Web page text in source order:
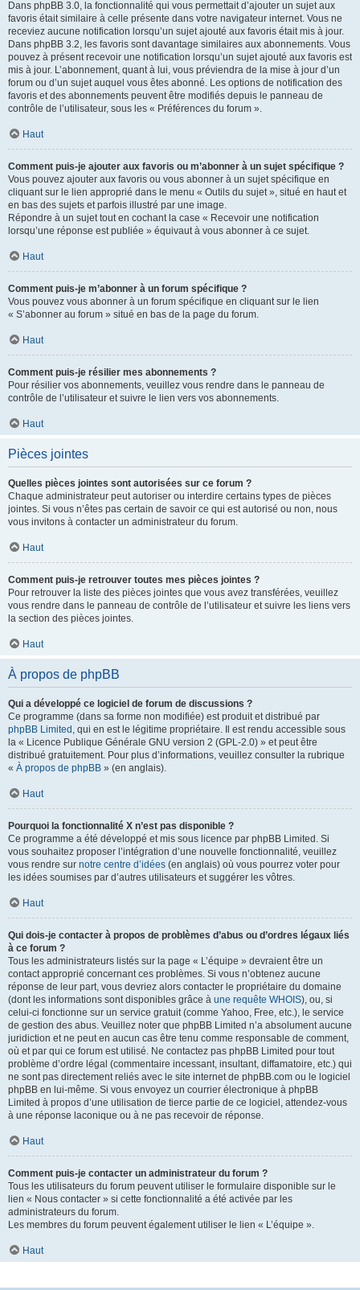
Dans phpBB 3.0, la fonctionnalité qui vous permettait d’ajouter un sujet aux
favoris était similaire à celle présente dans votre navigateur internet. Vous ne
receviez aucune notification lorsqu’un sujet ajouté aux favoris était mis à jour.
Dans phpBB 3.2, les favoris sont davantage similaires aux abonnements. Vous
pouvez à présent recevoir une notification lorsqu’un sujet ajouté aux favoris est
mis à jour. L’abonnement, quant à lui, vous préviendra de la mise à jour d’un
forum ou d’un sujet auquel vous êtes abonné. Les options de notification des
favoris et des abonnements peuvent être modifiés depuis le panneau de
contrôle de l’utilisateur, sous les « Préférences du forum ».
Haut
Comment puis-je ajouter aux favoris ou m’abonner à un sujet spécifique ?
Vous pouvez ajouter aux favoris ou vous abonner à un sujet spécifique en
cliquant sur le lien approprié dans le menu « Outils du sujet », situé en haut et
en bas des sujets et parfois illustré par une image.
Répondre à un sujet tout en cochant la case « Recevoir une notification
lorsqu’une réponse est publiée » équivaut à vous abonner à ce sujet.
Haut
Comment puis-je m’abonner à un forum spécifique ?
Vous pouvez vous abonner à un forum spécifique en cliquant sur le lien
« S’abonner au forum » situé en bas de la page du forum.
Haut
Comment puis-je résilier mes abonnements ?
Pour résilier vos abonnements, veuillez vous rendre dans le panneau de
contrôle de l’utilisateur et suivre le lien vers vos abonnements.
Haut
Pièces jointes
Quelles pièces jointes sont autorisées sur ce forum ?
Chaque administrateur peut autoriser ou interdire certains types de pièces
jointes. Si vous n’êtes pas certain de savoir ce qui est autorisé ou non, nous
vous invitons à contacter un administrateur du forum.
Haut
Comment puis-je retrouver toutes mes pièces jointes ?
Pour retrouver la liste des pièces jointes que vous avez transférées, veuillez
vous rendre dans le panneau de contrôle de l’utilisateur et suivre les liens vers
la section des pièces jointes.
Haut
À propos de phpBB
Qui a développé ce logiciel de forum de discussions ?
Ce programme (dans sa forme non modifiée) est produit et distribué par
phpBB Limited , qui en est le légitime propriétaire. Il est rendu accessible sous
la « Licence Publique Générale GNU version 2 (GPL-2.0) » et peut être
distribué gratuitement. Pour plus d’informations, veuillez consulter la rubrique
« À propos de phpBB » (en anglais).
Haut
Pourquoi la fonctionnalité X n’est pas disponible ?
Ce programme a été développé et mis sous licence par phpBB Limited. Si
vous souhaitez proposer l’intégration d’une nouvelle fonctionnalité, veuillez
vous rendre sur notre centre d’idées (en anglais) où vous pourrez voter pour
les idées soumises par d’autres utilisateurs et suggérer les vôtres.
Haut
Qui dois-je contacter à propos de problèmes d’abus ou d’ordres légaux liés
à ce forum ?
Tous les administrateurs listés sur la page « L’équipe » devraient être un
contact approprié concernant ces problèmes. Si vous n’obtenez aucune
réponse de leur part, vous devriez alors contacter le propriétaire du domaine
(dont les informations sont disponibles grâce à une requête WHOIS), ou, si
celui-ci fonctionne sur un service gratuit (comme Yahoo, Free, etc.), le service
de gestion des abus. Veuillez noter que phpBB Limited n’a absolument aucune
juridiction et ne peut en aucun cas être tenu comme responsable de comment,
où et par qui ce forum est utilisé. Ne contactez pas phpBB Limited pour tout
problème d’ordre légal (commentaire incessant, insultant, diffamatoire, etc.) qui
ne sont pas directement reliés avec le site internet de phpBB.com ou le logiciel
phpBB en lui-même. Si vous envoyez un courrier électronique à phpBB
Limited à propos d’une utilisation de tierce partie de ce logiciel, attendez-vous
à une réponse laconique ou à ne pas recevoir de réponse.
Haut
Comment puis-je contacter un administrateur du forum ?
Tous les utilisateurs du forum peuvent utiliser le formulaire disponible sur le
lien « Nous contacter » si cette fonctionnalité a été activée par les
administrateurs du forum.
Les membres du forum peuvent également utiliser le lien « L’équipe ».
Haut